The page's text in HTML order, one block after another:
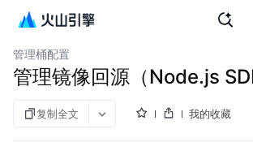
对象存储
管理桶配置
管理镜像回源（Node.js
复制全文 我的收藏